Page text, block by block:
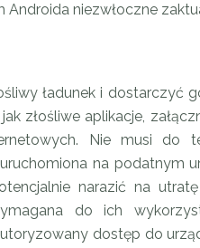
niezwłoczne
ładunek i dostarczyć
złośliwe aplikacje,
Nie musi do
na podatnym
narazić na
do ich
dostęp do